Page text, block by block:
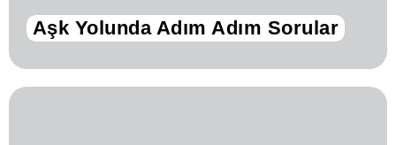
Aşk Yolunda Adım Adım Sorular